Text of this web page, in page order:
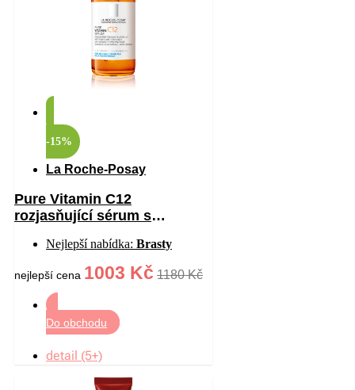
-15%
La Roche-Posay
Pure Vitamin C12
rozjasňující sérum s
30 mlNejlepší nabídka: Brasty
nejlepší cena 1003 Kč 1180 Kč
Do obchodu
detail (5+)